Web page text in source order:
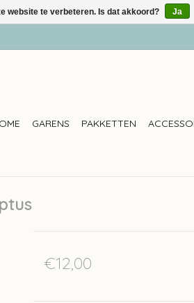
GARENS PAKKETTEN
€12,00
website te verbeteren. Is dat akkoord? Ja